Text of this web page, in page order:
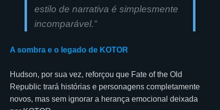
estilo de narrativa é simplesmente
incomparável.”
A sombra e o legado de KOTOR
Hudson, por sua vez, reforçou que Fate of the Old
Republic trará histórias e personagens completamente
novos, mas sem ignorar a herança emocional deixada